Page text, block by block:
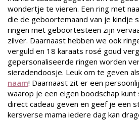
wondertje te vieren. Een ring met
die de geboortemaand van je kindje
ringen met geboortesteen zijn
zilver. Daarnaast hebben we ook
verguld en 18 karaats rosé goud
gepersonaliseerde ringen worden
sieradendoosje. Leuk om te geven als
naam! Daarnaast zit er een
waarop je een eigen boodschap kunt
direct cadeau geven en geef je een
kersverse mama iedere dag kan